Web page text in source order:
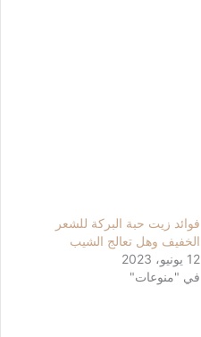
فوائد زيت حبة البركة للشعر
الخفيف وهل تعالج الشيب
12 يونيو، 2023
في "منوعات"